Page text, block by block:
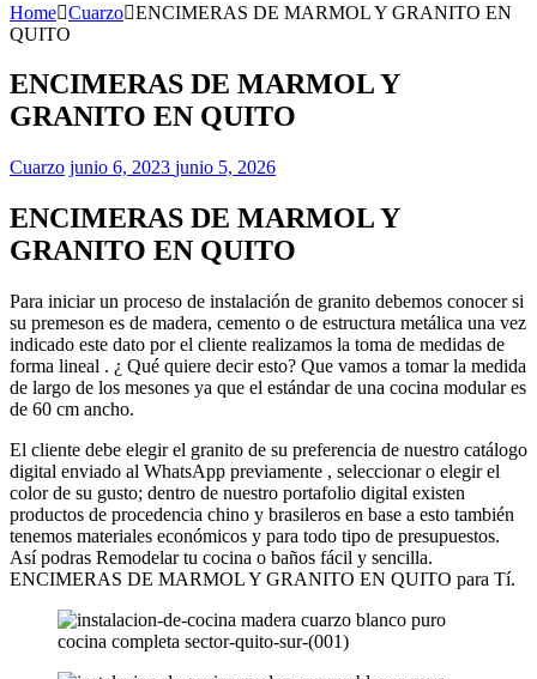
Home Cuarzo ENCIMERAS DE MARMOL Y GRANITO EN
QUITO
ENCIMERAS DE MARMOL Y
GRANITO EN QUITO
Cuarzo junio 6, 2023 junio 5, 2026
ENCIMERAS DE MARMOL Y
GRANITO EN QUITO
Para iniciar un proceso de instalación de granito debemos conocer si
su premeson es de madera, cemento o de estructura metálica una vez
indicado este dato por el cliente realizamos la toma de medidas de
forma lineal . ¿ Qué quiere decir esto? Que vamos a tomar la medida
de largo de los mesones ya que el estándar de una cocina modular es
de 60 cm ancho.
El cliente debe elegir el granito de su preferencia de nuestro catálogo
digital enviado al WhatsApp previamente , seleccionar o elegir el
color de su gusto; dentro de nuestro portafolio digital existen
productos de procedencia chino y brasileros en base a esto también
tenemos materiales económicos y para todo tipo de presupuestos.
Así podras Remodelar tu cocina o baños fácil y sencilla.
ENCIMERAS DE MARMOL Y GRANITO EN QUITO para Tí.